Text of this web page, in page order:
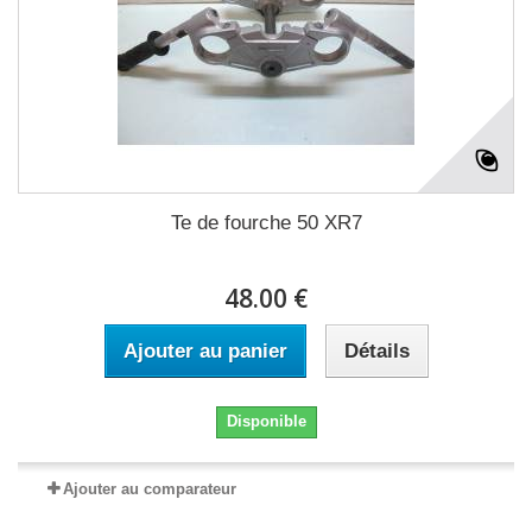
Te de fourche 50 XR7
48.00 €
Ajouter au panier Détails
Disponible
Ajouter au comparateur